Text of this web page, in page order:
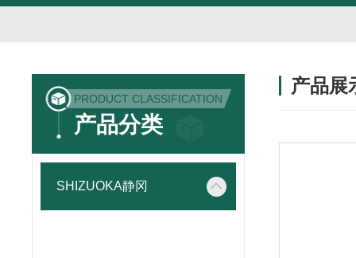
PRODUCT CLASSIFICATION
产品分类
SHIZUOKA静冈
产品展